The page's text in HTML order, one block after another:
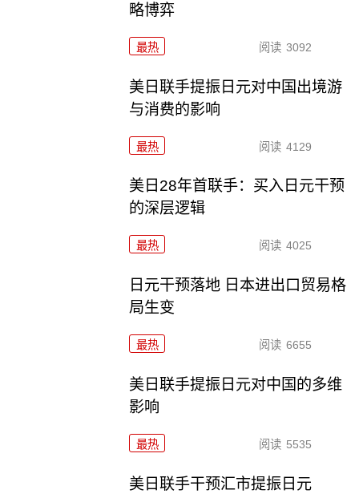
略博弈
最热 阅读 3092
美日联手提振日元对中国出境游
与消费的影响
最热 阅读 4129
美日28年首联手：买入日元干预
的深层逻辑
最热 阅读 4025
日元干预落地 日本进出口贸易格
局生变
最热 阅读 6655
美日联手提振日元对中国的多维
影响
最热 阅读 5535
美日联手干预汇市提振日元